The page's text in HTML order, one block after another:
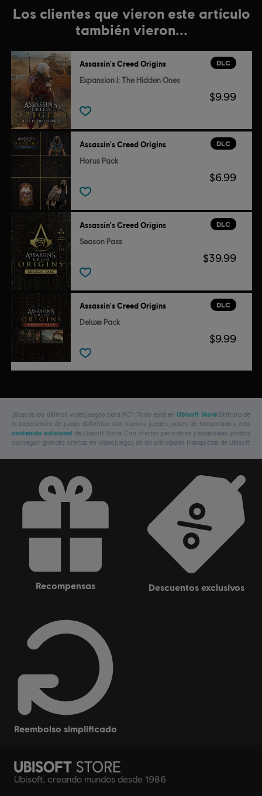
Los clientes que vieron este artículo
también vieron...
DLC
Assassin's Creed Origins
Expansion I: The Hidden Ones
$9.99
DLC
Assassin's Creed Origins
Horus Pack
$6.99
DLC
Assassin's Creed Origins
Season Pass
$39.99
DLC
Assassin's Creed Origins
Deluxe Pack
$9.99
¿Buscas los últimos videojuegos para PC? ¡Todo está enUbisoft Store!Disfruta de
la experiencia de juego definitiva con nuevos juegos, pases de temporada y más
contenido adicional de Ubisoft Store. Con ofertas periódicas y especiales, podrás
conseguir grandes ofertas en videojuegos de las principales franquicias de Ubisoft
recompensas descuentos exclusivos
reembolso simplificado
Ubisoft, creando mundos desde 1986